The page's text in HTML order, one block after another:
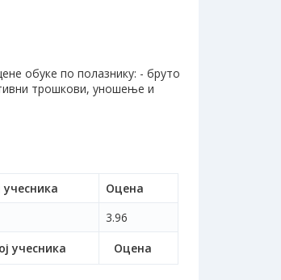
обуке по полазнику: - бруто
трошкови, уношење и
учесника Оцена
учесника Оцена
3.96